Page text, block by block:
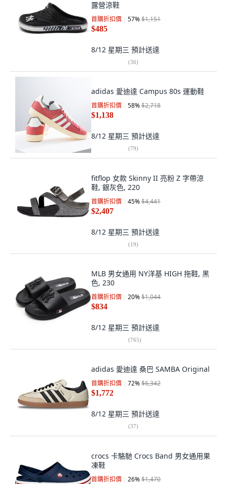
露營涼鞋
首購折扣價 57%$1,151
$485
8/12 星期三 預計送達
(36)
adidas 愛迪達 Campus 80s 運動鞋
首購折扣價 58%$2,718
$1,138
8/12 星期三 預計送達
(79)
fitflop 女款 Skinny II 亮粉 Z 字帶涼
鞋, 銀灰色, 220
首購折扣價 45%$4,441
$2,407
8/12 星期三 預計送達
(19)
MLB 男女通用 NY洋基 HIGH 拖鞋, 黑
色, 230
首購折扣價 20%$1,044
$834
8/12 星期三 預計送達
(765)
adidas 愛迪達 桑巴 SAMBA Original
首購折扣價 72%$6,342
$1,772
8/12 星期三 預計送達
(37)
crocs 卡駱馳 Crocs Band 男女通用果
凍鞋
首購折扣價 26%$1,470